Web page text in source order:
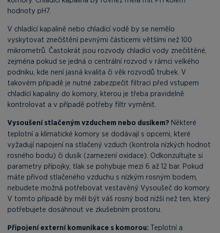
hodnoty pH7.
V chladící kapalině nebo chladící vodě by se nemělo
vyskytovat znečištění pevnými částicemi většími než 100
mikrometrů. Častokrát jsou rozvody chladící vody znečištěné,
zejména pokud se jedná o centrální rozvod v rámci velkého
podniku, kde není jasná kvalita či věk rozvodů trubek. V
takovém případě je nutné zabezpečit filtraci před vstupem
chladící kapaliny do komory, kterou je třeba pravidelně
kontrolovat a v případě potřeby filtr vyměnit.
Vysoušení stlačeným vzduchem nebo dusíkem? Některé
teplotní a klimatické komory se dodávají s opcemi, které
vyžadují napojení na stlačený vzduch (kontrola nízkých hodnot
rosného bodu) či dusík (zamezení oxidace). Odkonzultujte si
parametry přípojky, tlak se pohybuje mezi 6 až 12 bar. Pokud
máte přívod stlačeného vzduchu s nízkým rosným bodem,
nebudete možná potřebovat vestavěný Vysoušeč do komory.
V tomto případě by měl být váš rosný bod nižší než ten, který
potřebujete dosáhnout ve zkušebním prostoru.
Připojení externí komunikace s komorou: Teplotní a